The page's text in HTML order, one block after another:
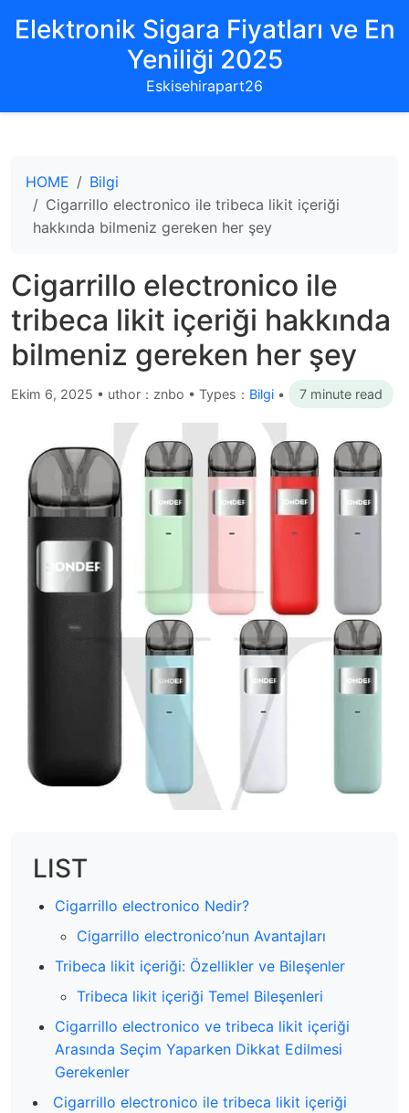
Elektronik Sigara Fiyatları ve En
Yeniliği 2025
Eskisehirapart26
HOME
Bilgi
Cigarrillo electronico ile tribeca likit içeriği
hakkında bilmeniz gereken her şey
Cigarrillo electronico ile
tribeca likit içeriği hakkında
bilmeniz gereken her şey
Ekim 6, 2025 • uthor：znbo • Types： Bilgi • 7 minute read
LIST
Cigarrillo electronico Nedir?
Cigarrillo electronico’nun Avantajları
Tribeca likit içeriği: Özellikler ve Bileşenler
Tribeca likit içeriği Temel Bileşenleri
Cigarrillo electronico ve tribeca likit içeriği
Arasında Seçim Yaparken Dikkat Edilmesi
Gerekenler
Cigarrillo electronico ile tribeca likit içeriği